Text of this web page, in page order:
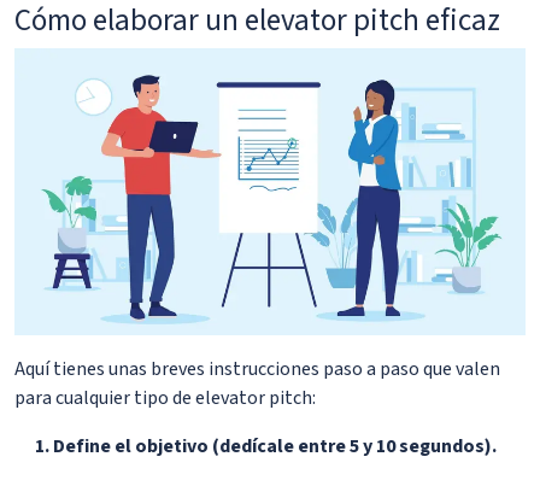
Cómo elaborar un elevator pitch eficaz
Aquí tienes unas breves instrucciones paso a paso que valen
para cualquier tipo de elevator pitch:
Define el objetivo (dedícale entre 5 y 10 segundos).